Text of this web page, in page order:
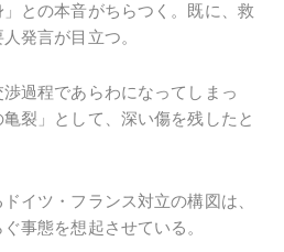
との本音がちらつく。既に、救
発言が目立つ。
過程であらわになってしまっ
裂」として、深い傷を残したと
イツ・フランス対立の構図は、
事態を想起させている。